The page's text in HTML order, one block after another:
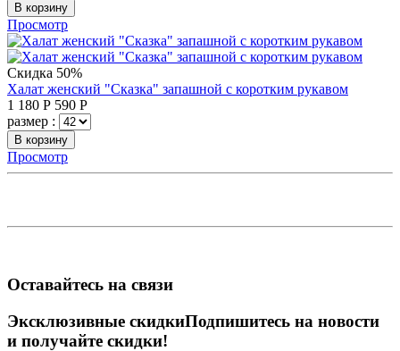
В корзину
Просмотр
Скидка 50%
Халат женский "Сказка" запашной с коротким рукавом
1 180 Р 590 Р
размер :
В корзину
Просмотр
Оставайтесь на связи
Эксклюзивные скидкиПодпишитесь на новости
и получайте скидки!